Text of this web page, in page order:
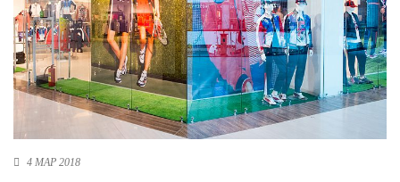
Москва и МО (14)
Нижегородская область (1)
Новосибирская область (3)
Омская область (5)
Республика Башкортостан (3)
4 МАР 2018